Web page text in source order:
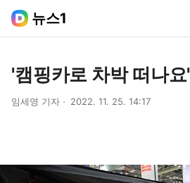
뉴스1
'캠핑카로 차박 떠나요'
임세영 기자 2022. 11. 25. 14:17